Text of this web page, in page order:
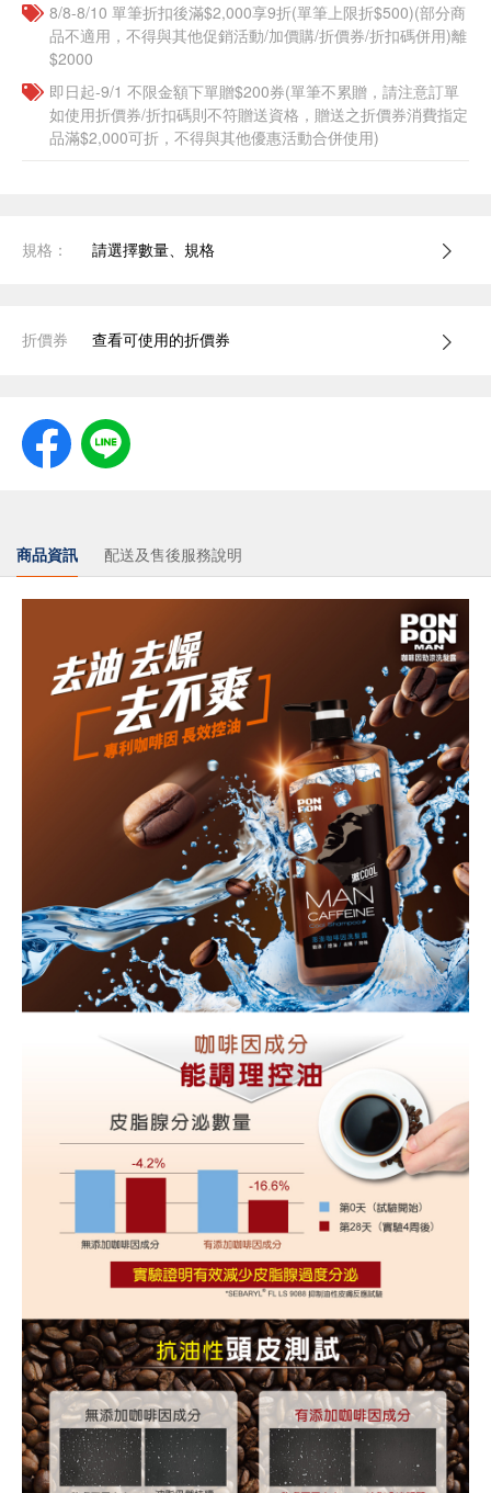
8/8-8/10 單筆折扣後滿$2,000享9折(單筆上限折$500)(部分商
品不適用，不得與其他促銷活動/加價購/折價券/折扣碼併用)離
$2000
即日起-9/1 不限金額下單贈$200券(單筆不累贈，請注意訂單
如使用折價券/折扣碼則不符贈送資格，贈送之折價券消費指定
品滿$2,000可折，不得與其他優惠活動合併使用)
規格： 請選擇數量、規格
折價券 查看可使用的折價券
商品資訊 配送及售後服務說明